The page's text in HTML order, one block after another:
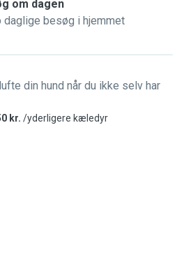
om dagen
besøg i hjemmet
din hund når du ikke selv har
kr. /yderligere kæledyr